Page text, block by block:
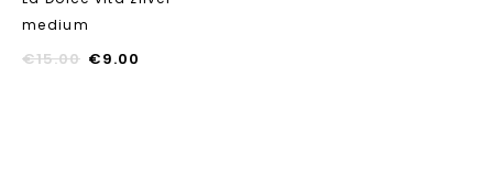
medium
€15.00 €9.00